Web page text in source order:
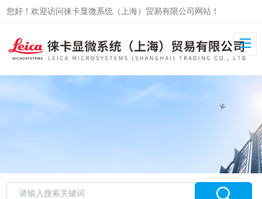
您好！欢迎访问徕卡显微系统（上海）贸易有限公司网站！